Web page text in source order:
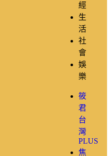
經
生
活
社
會
娛
樂
筱
君
台
灣
PLUS
焦